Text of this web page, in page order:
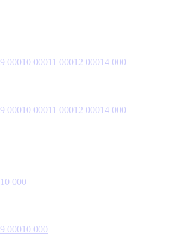
9 00010 00011 00012 00014 000
9 00010 00011 00012 00014 000
10 000
9 00010 000